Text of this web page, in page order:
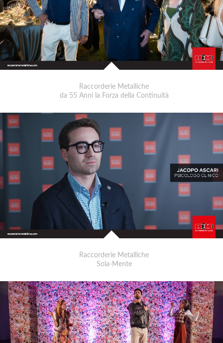
Raccorderie Metalliche
da 55 Anni la Forza della Continuità
Raccorderie Metalliche
Sola-Mente